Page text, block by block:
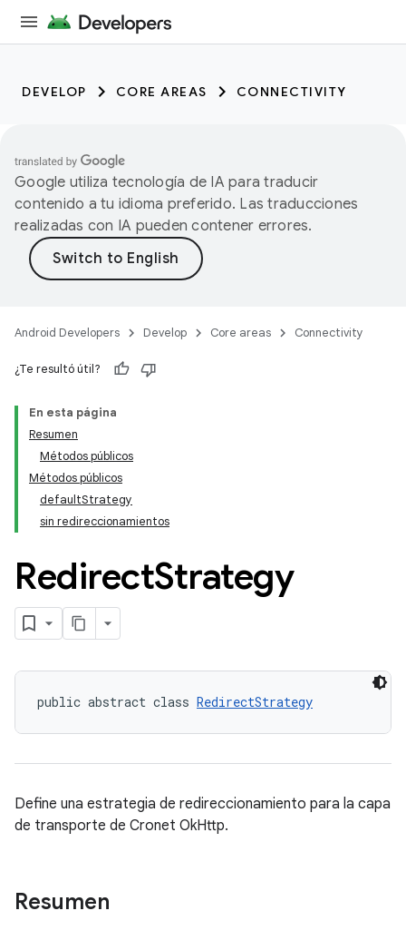
DEVELOP CORE AREAS CONNECTIVITY
Google utiliza tecnología de IA para traducir
contenido a tu idioma preferido. Las traducciones
realizadas con IA pueden contener errores.
Android Developers Develop Core areas Connectivity
¿Te resultó útil?
En esta página
Resumen
Métodos públicos
Métodos públicos
defaultStrategy
sin redireccionamientos
RedirectStrategy
public abstract class RedirectStrategy
Define una estrategia de redireccionamiento para la capa
de transporte de Cronet OkHttp.
Resumen